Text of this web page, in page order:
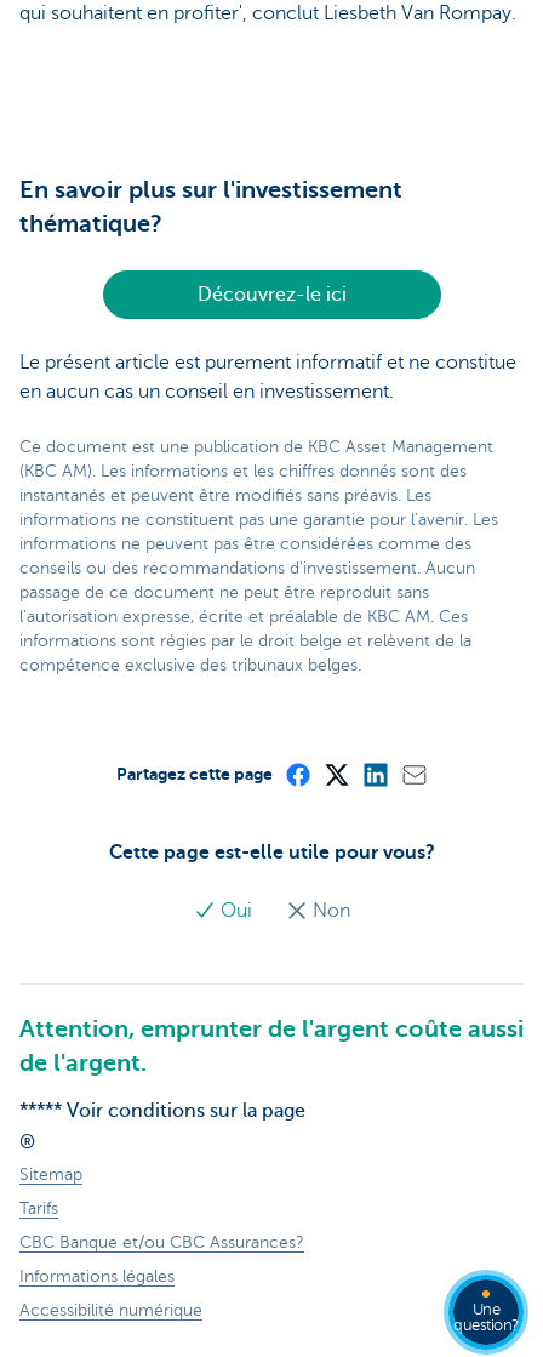
qui souhaitent en profiter', conclut Liesbeth Van Rompay.
En savoir plus sur l'investissement
thématique?
Découvrez-le ici
Le présent article est purement informatif et ne constitue
en aucun cas un conseil en investissement.
Ce document est une publication de KBC Asset Management
(KBC AM). Les informations et les chiffres donnés sont des
instantanés et peuvent être modifiés sans préavis. Les
informations ne constituent pas une garantie pour l'avenir. Les
informations ne peuvent pas être considérées comme des
conseils ou des recommandations d'investissement. Aucun
passage de ce document ne peut être reproduit sans
l'autorisation expresse, écrite et préalable de KBC AM. Ces
informations sont régies par le droit belge et relèvent de la
compétence exclusive des tribunaux belges.
Cette page est-elle utile pour vous?
Oui Non
Partagez cette page
Attention, emprunter de l'argent coûte aussi
de l'argent.
***** Voir conditions sur la page
®
Sitemap
Tarifs
CBC Banque et/ou CBC Assurances?
Informations légales
Accessibilité numérique
Une
question?